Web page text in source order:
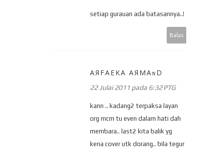
setiap gurauan ada batasannya..!
Balas
ΑЯFAEKΑ ΑЯМΑɴD
22 Julai 2011 pada 6:32 PTG
kann .. kadang2 terpaksa layan
org mcm tu even dalam hati dah
membara.. last2 kita balik yg
kena cover utk dorang.. bila tegur